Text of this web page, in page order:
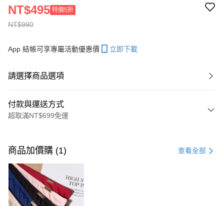
NT$990
NT$495 特價5折
App 結帳可享專屬活動優惠價 立即下載
請選擇商品選項
付款與運送方式
超取滿NT$699免運
信用卡一次付款
信用卡分期付款
3 期 0 利率 每期NT$330
合作金庫商業銀行
6 期 0 利率 每期NT$165
商品加價購 (1) 查看全部